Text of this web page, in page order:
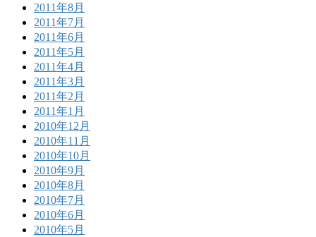
2011年8月
2011年7月
2011年6月
2011年5月
2011年4月
2011年3月
2011年2月
2011年1月
2010年12月
2010年11月
2010年10月
2010年9月
2010年8月
2010年7月
2010年6月
2010年5月